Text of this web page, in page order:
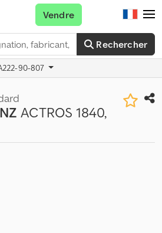
Rechercher
Vendre
90-807
ACTROS 1840,